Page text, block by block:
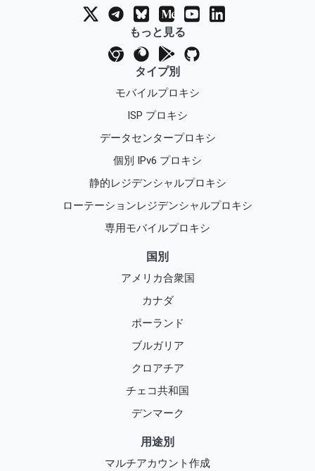
もっと見る
タイプ別
モバイルプロキシ
ISP プロキシ
データセンタープロキシ
個別 IPv6 プロキシ
静的レジデンシャルプロキシ
ローテーションレジデンシャルプロキシ
専用モバイルプロキシ
国別
アメリカ合衆国
カナダ
ポーランド
ブルガリア
クロアチア
チェコ共和国
デンマーク
用途別
マルチアカウント作成